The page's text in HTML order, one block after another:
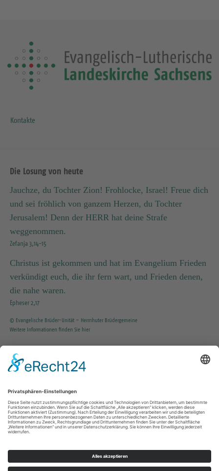
Kontakte
Die Losung von heute
Jauchze, du Tochter Zion! Frohlocke, Israel! Freue dich
und sei fröhlich von ganzem Herzen, du Tochter
Jerusalem! Denn der HERR hat deine Strafe
weggenommen.
Zefanja 3,14-15
Christus ist gekommen und hat im Evangelium Frieden
verkündigt euch, die ihr fern wart, und Frieden denen,
die nahe waren.
Epheser 2,17
© Evangelische Brüder-Unität – Herrnhuter Brüdergemeine
Weitere Informationen finden Sie hier
INFO SERVICE
035203 / 37351 KG.Tharandt@evlks.de